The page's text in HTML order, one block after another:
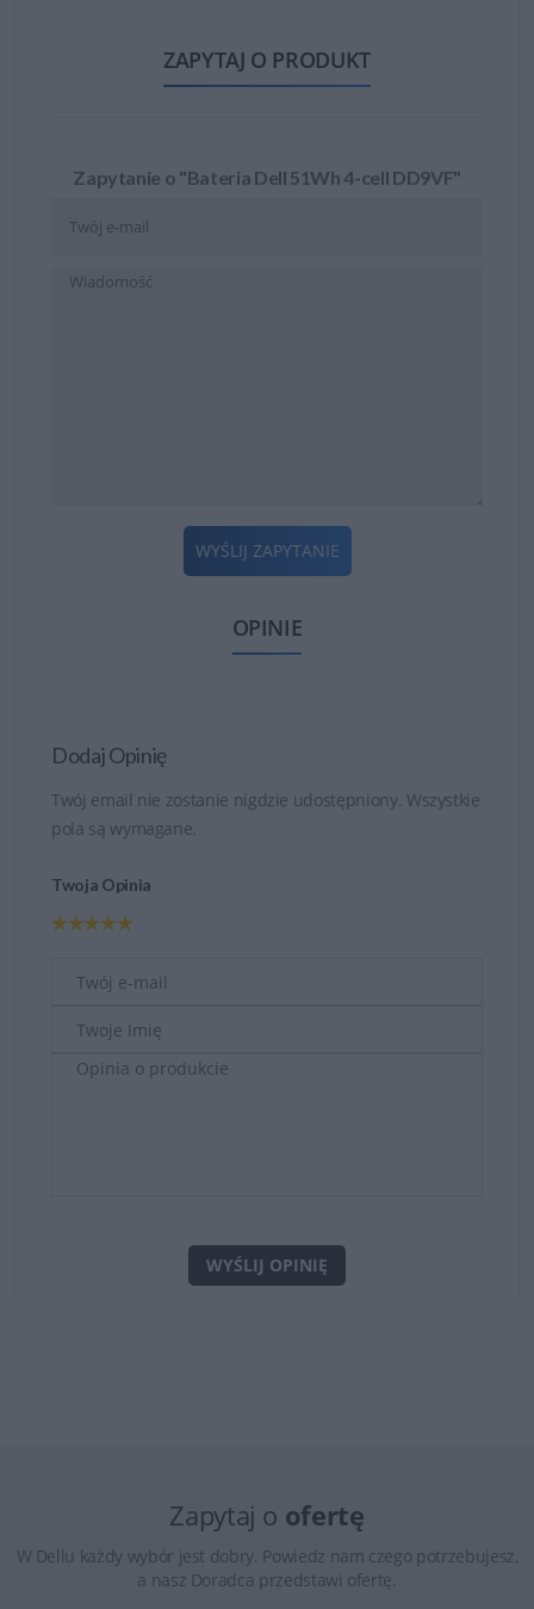
ZAPYTAJ O PRODUKT
Zapytanie o "Bateria Dell 51Wh 4-cell DD9VF"
WYŚLIJ ZAPYTANIE
OPINIE
Dodaj Opinię
Twój email nie zostanie nigdzie udostępniony. Wszystkie
pola są wymagane.
Twoja Opinia
WYŚLIJ OPINIĘ
Zapytaj o ofertę
W Dellu każdy wybór jest dobry. Powiedz nam czego potrzebujesz,
a nasz Doradca przedstawi ofertę.